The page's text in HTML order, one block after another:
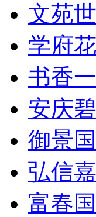
文苑
学府
书香
安庆
御景
弘信
富春